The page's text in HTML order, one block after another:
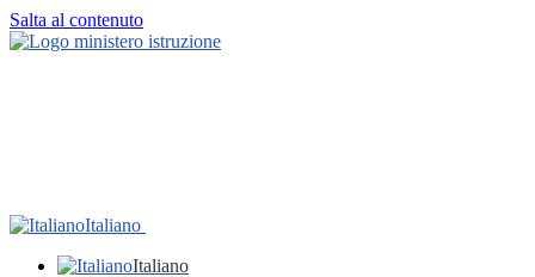
Salta al contenuto
Italiano
Italiano